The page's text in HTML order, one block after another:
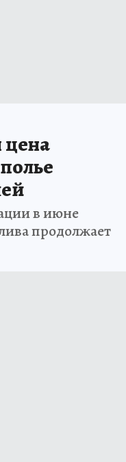
цена
в июне
продолжает